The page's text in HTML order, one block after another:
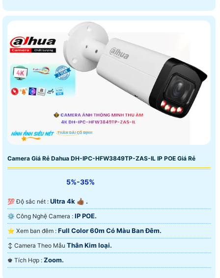
Camera Giá Rẻ Dahua DH-IPC-HFW3849TP-ZAS-IL IP POE Giá Rẻ
5%-35%
💯 Độ sắc nét : Ultra 4k 👍🏾 .
⚙ Công Nghệ Camera : IP POE.
⭐ Xem ban đêm : Full Color 60m Có Màu Ban Ðêm.
↕️ Camera Theo Mẫu Thân Kim loại.
️♚ Tích Hợp : Zoom.